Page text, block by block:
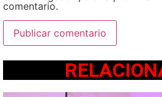
comentario.